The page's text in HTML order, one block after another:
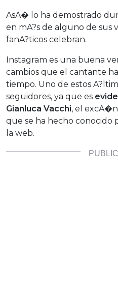
AsA� lo ha demostrado
en mA?s de alguno de sus
fanA?ticos celebran.
Instagram es una buena
cambios que el cantante
tiempo. Uno de estos
seguidores, ya que es
Gianluca Vacchi, el
que se ha hecho conocido
la web.